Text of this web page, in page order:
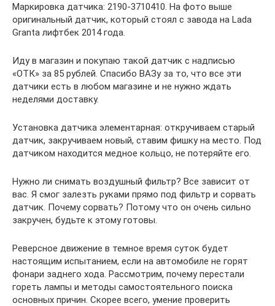
Маркировка датчика: 2190-3710410. На фото выше
оригинальный датчик, который стоял с завода на Lada
Granta лифтбек 2014 года.
Иду в магазин и покупаю такой датчик с надписью
«ОТК» за 85 рублей. Спасибо ВАЗу за то, что все эти
датчики есть в любом магазине и не нужно ждать
неделями доставку.
Установка датчика элементарная: откручиваем старый
датчик, закручиваем новый, ставим фишку на место. Под
датчиком находится медное кольцо, не потеряйте его.
Нужно ли снимать воздушный фильтр? Все зависит от
вас. Я смог залезть руками прямо под фильтр и сорвать
датчик. Почему сорвать? Потому что он очень сильно
закручен, будьте к этому готовы.
Реверсное движение в темное время суток будет
настоящим испытанием, если на автомобиле не горят
фонари заднего хода. Рассмотрим, почему перестали
гореть лампы и методы самостоятельного поиска
основных причин. Скорее всего, умение проверить